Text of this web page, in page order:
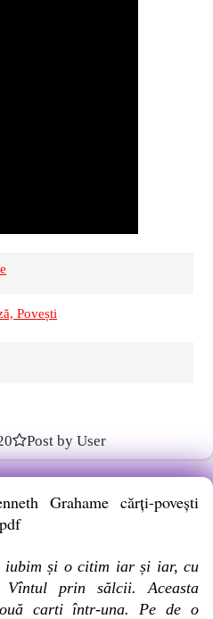
Povești
Post by User
Grahame cărți-povești
și o citim iar și iar, cu
prin sălcii. Aceasta
carti într-una. Pe de o